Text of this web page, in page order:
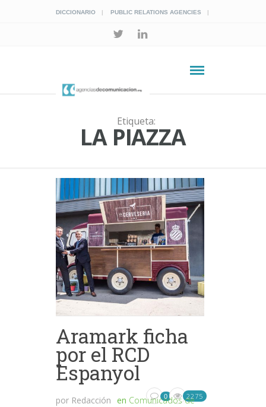
DICCIONARIO PUBLIC RELATIONS AGENCIES
Etiqueta:
LA PIAZZA
Aramark ficha
por el RCD
Espanyol
por Redacción en Comunicados de
0 2275